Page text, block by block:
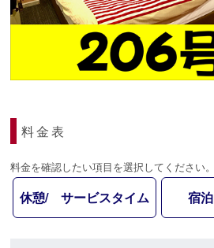
料金表
料金を確認したい項目を選択してください。
休憩/ サービスタイム 宿泊